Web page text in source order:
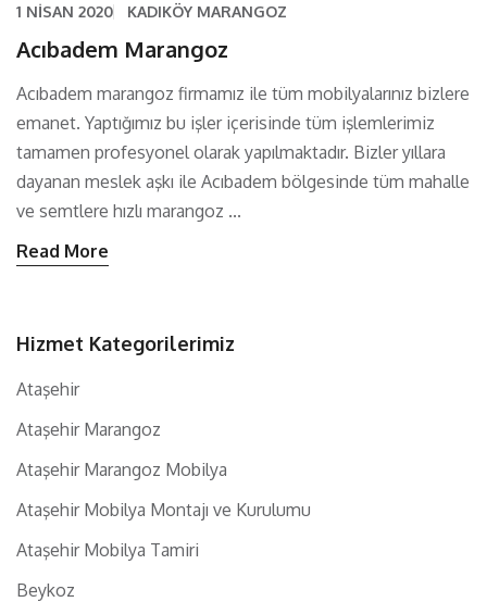
1 NISAN 2020 KADIKÖY MARANGOZ
Acıbadem Marangoz
Acıbadem marangoz firmamız ile tüm mobilyalarınız bizlere
emanet. Yaptığımız bu işler içerisinde tüm işlemlerimiz
tamamen profesyonel olarak yapılmaktadır. Bizler yıllara
dayanan meslek aşkı ile Acıbadem bölgesinde tüm mahalle
ve semtlere hızlı marangoz ...
Read More
Hizmet Kategorilerimiz
Ataşehir
Ataşehir Marangoz
Ataşehir Marangoz Mobilya
Ataşehir Mobilya Montajı ve Kurulumu
Ataşehir Mobilya Tamiri
Beykoz